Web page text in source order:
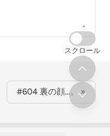
#604 裏の顔…。 »
スクロール